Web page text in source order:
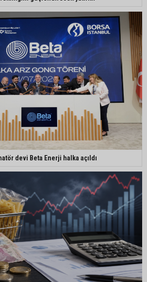
İngiltere’nin çöpü Adana’ya geldi, mikroplastik
tartışması büyüdü
ATÜ’de "Sunar Gastronomi ve Mutfak Sanatları
Akademisi" kuruluyor
devi Beta Enerji halka açıldı